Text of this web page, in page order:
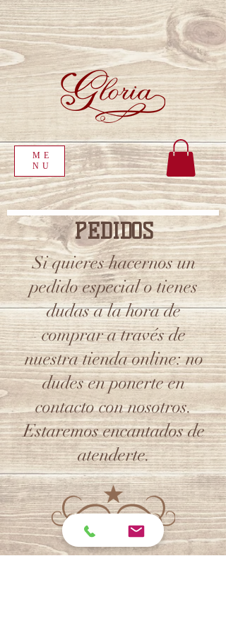
ME
NU
PEDIDOS
Si quieres hacernos un
pedido especial o tienes
dudas a la hora de
comprar a través de
nuestra tienda online: no
dudes en ponerte en
contacto con nosotros.
Estaremos encantados de
atenderte.